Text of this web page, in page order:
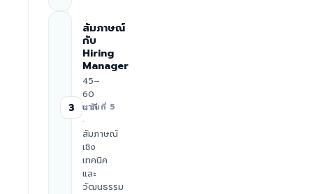
3
สัมภาษณ์
กับ
Hiring
Manager
45–
60
นาที
·
สัมภาษณ์
เชิง
เทคนิค
และ
วัฒนธรรม
≈ วันที่ 5